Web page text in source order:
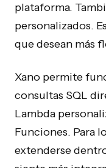
plataforma.
personalizados.
que desean más
Xano permite
consultas SQL
Lambda
Funciones. Para
extenderse